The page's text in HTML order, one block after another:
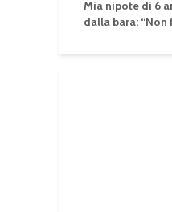
Mia nipote di 6
dalla bara: